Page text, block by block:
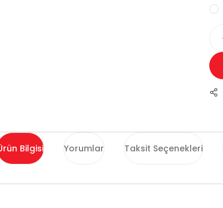
Bilgisi Yorumlar Taksit Seçenekleri